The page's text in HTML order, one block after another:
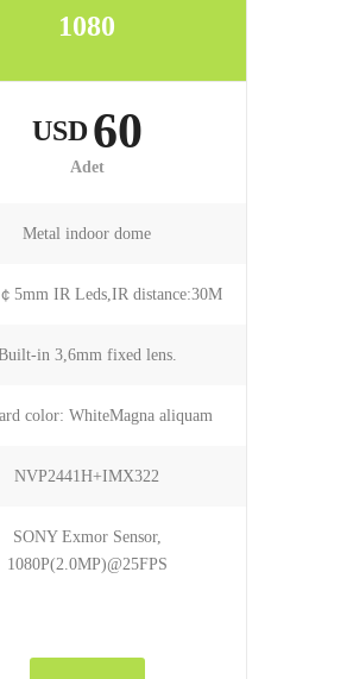
1080
USD 60
Adet
Metal indoor dome
5mm IR Leds,IR distance:30M
in 3,6mm fixed lens.
color: WhiteMagna aliquam
NVP2441H+IMX322
SONY Exmor Sensor,
1080P(2.0MP)@25FPS